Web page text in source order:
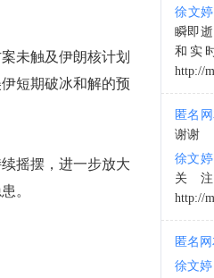
未触及伊朗核计划
短期破冰和解的预
摇摆，进一步放大
。
22:10:18
徐文婷
瞬即
和实
http://
匿名
谢谢
徐文婷
关
http://
匿名
徐文婷